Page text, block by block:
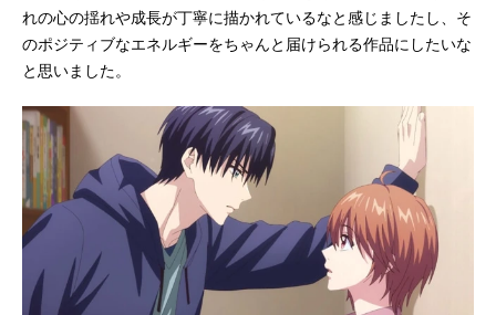
れの心の揺れや成長が丁寧に描かれているなと感じましたし、そ
のポジティブなエネルギーをちゃんと届けられる作品にしたいな
と思いました。